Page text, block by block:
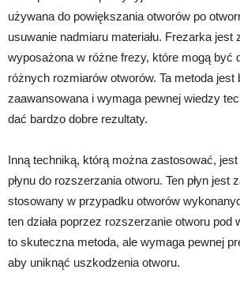
używana do powiększania otworów po
usuwanie nadmiaru materiału. Frezarka jest
wyposażona w różne frezy, które mogą być
różnych rozmiarów otworów. Ta metoda jest
zaawansowana i wymaga pewnej wiedzy
dać bardzo dobre rezultaty.
Inną techniką, którą można zastosować,
płynu do rozszerzania otworu. Ten płyn jest
stosowany w przypadku otworów
ten działa poprzez rozszerzanie otworu pod
to skuteczna metoda, ale wymaga pewnej
aby uniknąć uszkodzenia otworu.